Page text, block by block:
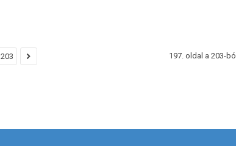
203 197. oldal a 203-ból